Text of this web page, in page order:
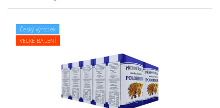
Český výrobek
VELKÉ BALENÍ